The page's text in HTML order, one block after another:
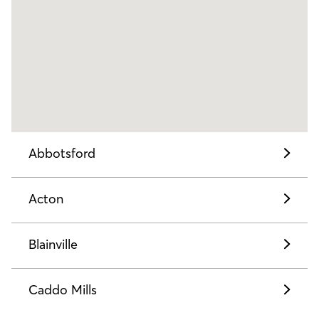
Abbotsford
Acton
Blainville
Caddo Mills